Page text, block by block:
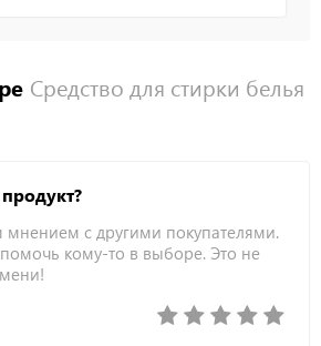
Средство для стирки белья
мнением с другими покупателями.
кому-то в выборе. Это не